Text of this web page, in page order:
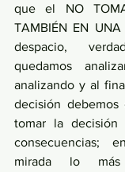
que el NO
TAMBIÉN EN UNA
despacio,
quedamos
analizando y al
decisión
tomar la
consecuencias;
mirada lo